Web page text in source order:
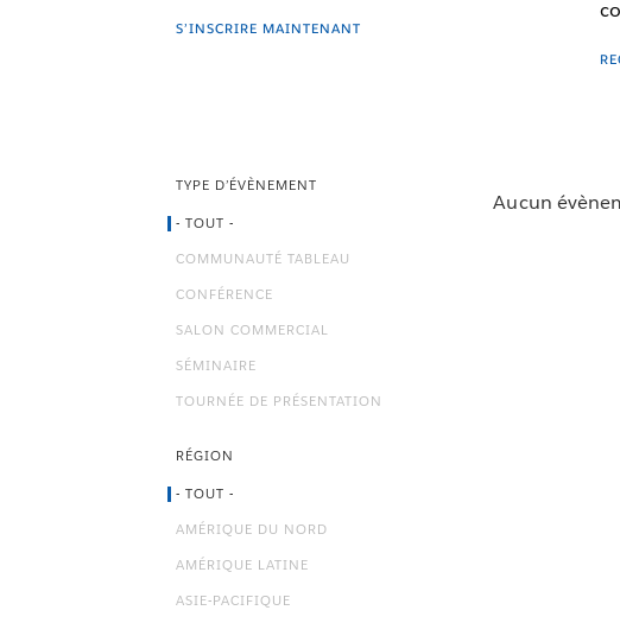
S’INSCRIRE MAINTENANT
TYPE D’ÉVÈNEMENT
- TOUT -
COMMUNAUTÉ TABLEAU
CONFÉRENCE
SALON COMMERCIAL
SÉMINAIRE
TOURNÉE DE PRÉSENTATION
RÉGION
- TOUT -
AMÉRIQUE DU NORD
AMÉRIQUE LATINE
ASIE-PACIFIQUE
Aucun